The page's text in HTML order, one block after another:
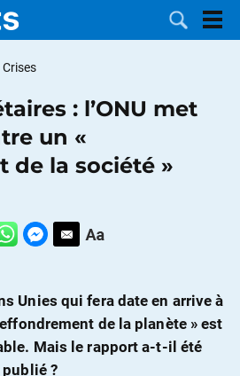
: l’ONU met
un «
de la société »
Unies qui fera date en arrive à
de la planète » est
Mais le rapport a-t-il été
publié ?